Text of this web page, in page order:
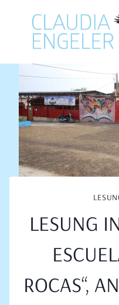
springen
LESUNG
ROCAS“,